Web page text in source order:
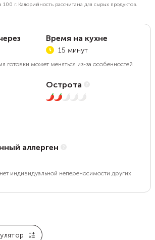
100 г.Калорийность рассчитана для сырых продуктов.
Время на кухне
15 минут
готовки может меняться из-за особенностей
Острота
2 из 5
аллерген
индивидуальной непереносимости других